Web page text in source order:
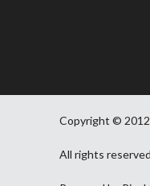
Copyright ©
All rights